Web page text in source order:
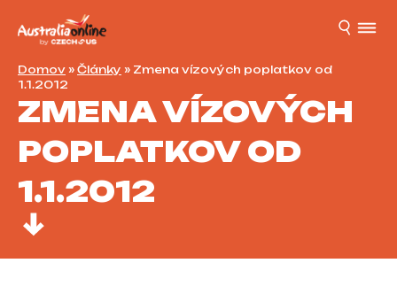
Domov » Články » Zmena vízových poplatkov od
1.1.2012
ZMENA VÍZOVÝCH
POPLATKOV OD
1.1.2012